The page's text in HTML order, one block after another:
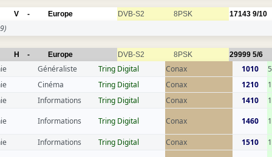
V - Europe DVB-S2 8PSK 17143 9/10
H - Europe DVB-S2 8PSK 29999 5/6
Généraliste Tring Digital Conax 1010
Cinéma Tring Digital Conax 1210
Informations Tring Digital Conax 1410
Informations Tring Digital Conax 1460
Informations Tring Digital Conax 1510